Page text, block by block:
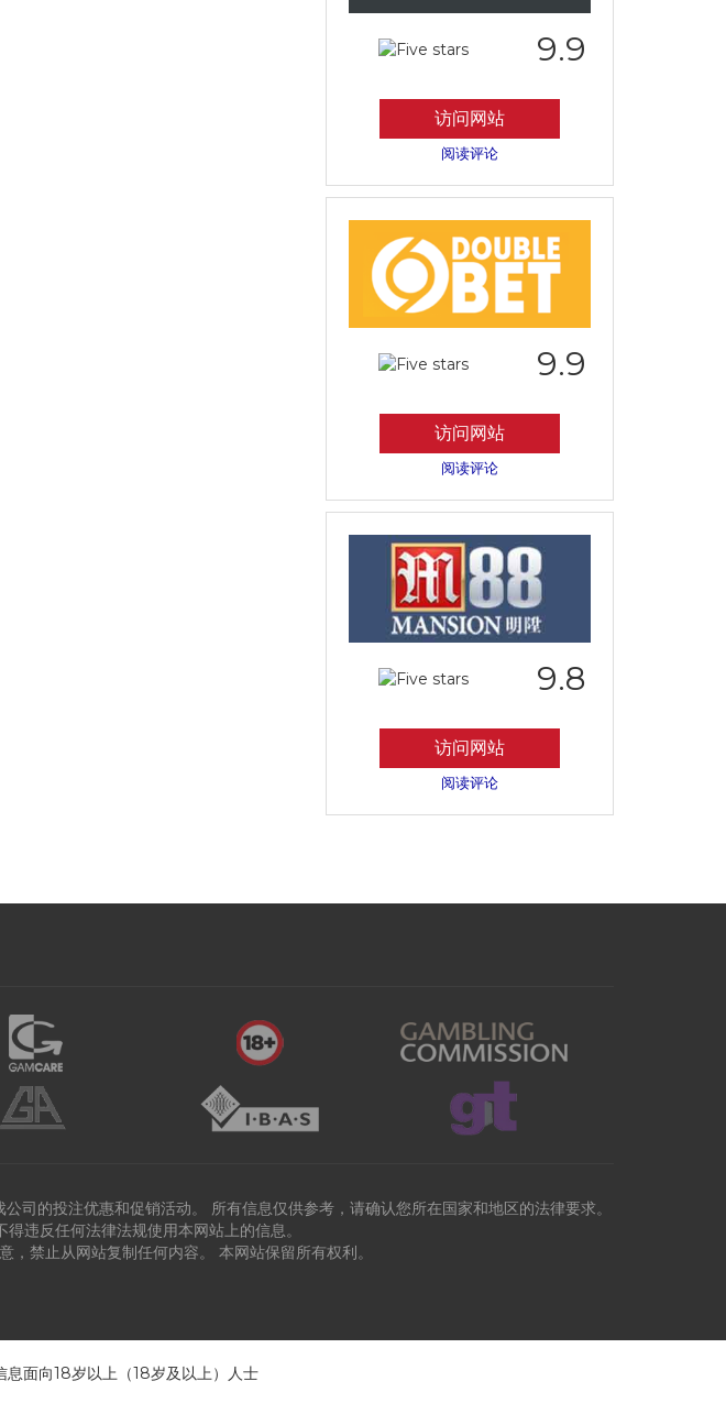
9.9
访问网站
阅读评论
9.9
访问网站
阅读评论
9.8
访问网站
阅读评论
司的投注优惠和促销活动。 所有信息仅供参考，请确认您所在国家和地区的法律要求。
得违反任何法律法规使用本网站上的信息。
，禁止从网站复制任何内容。 本网站保留所有权利。
面向18岁以上（18岁及以上）人士